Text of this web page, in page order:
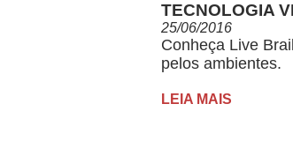
TECNOLOGIA
25/06/2016
Conheça Live
pelos ambientes.
LEIA MAIS